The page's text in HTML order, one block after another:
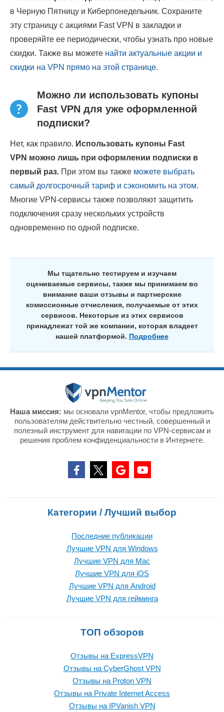
в Черную Пятницу и Киберпонедельник. Сохраните
эту страницу с акциями Fast VPN в закладки и
проверяйте ее периодически, чтобы узнать про новые
скидки. Также вы можете найти актуальные акции и
скидки на VPN прямо на этой странице.
Можно ли использовать купоны
Fast VPN для уже оформленной
подписки?
Нет, как правило. Использовать купоны Fast
VPN можно лишь при оформлении подписки в
первый раз. При этом вы также можете выбрать
самый долгосрочный тариф и сэкономить на этом.
Многие VPN-сервисы также позволяют защитить
подключения сразу нескольких устройств
одновременно по одной подписке.
Мы тщательно тестируем и изучаем
оцениваемые сервисы, также мы принимаем во
внимание ваши отзывы и партнерские
комиссионные отчисления, получаемые от этих
сервисов. Некоторые из этих сервисов
принадлежат той же компании, которая владеет
нашей платформой. Подробнее
Наша миссия: мы основали vpnMentor, чтобы предложить
пользователям действительно честный, совершенный и
полезный инструмент для навигации по VPN-сервисам и
решения проблем конфиденциальности в Интернете.
Категории / Лучший выбор
Последние публикации
Лучшие VPN для Windows
Лучшие VPN для Mac
Лучшие VPN для iOS
Лучшие VPN для Android
Лучшие VPN для гейминга
ТОП обзоров
Отзывы на ExpressVPN
Отзывы на CyberGhost VPN
Отзывы на Proton VPN
Отзывы на Private Internet Access
Отзывы на IPVanish VPN